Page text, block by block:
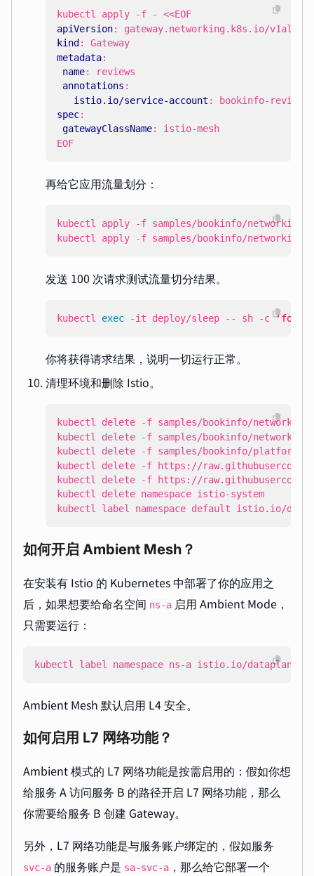
kubectl apply -f - <<EOF
apiVersion:
gateway.networking.k8s.io/v1alpha2
kind :
Gateway
metadata:
name:
reviews
annotations :
istio.io/service-account :
bookinfo-reviews
spec:
gatewayClassName:
istio-mesh
EOF
再给它应用流量划分：
kubectl apply -f samples/bookinfo/
发送 100 次请求测试流量切分结果。
kubectl exec -it deploy/sleep -- sh -c 'for i
你将获得请求结果，说明一切运行正常。
清理环境和删除 Istio。
kubectl label namespace default istio.io/
如何开启 Ambient Mesh？
在安装有 Istio 的 Kubernetes 中部署了你的应用之
后，如果想要给命名空间 ns-a 启用 Ambient Mode，
只需要运行：
kubectl label namespace ns-a istio.io/dataplane-
Ambient Mesh 默认启用 L4 安全。
如何启用 L7 网络功能？
Ambient 模式的 L7 网络功能是按需启用的：假如你想
给服务 A 访问服务 B 的路径开启 L7 网络功能，那么
你需要给服务 B 创建 Gateway。
另外，L7 网络功能是与服务账户绑定的，假如服务
svc-a 的服务账户是 sa-svc-a ，那么给它部署一个